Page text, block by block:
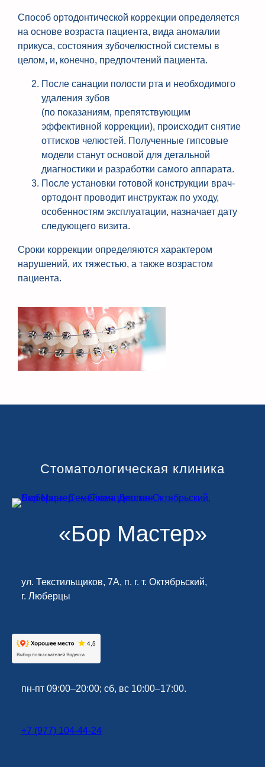
Способ ортодонтической коррекции определяется
на основе возраста пациента, вида аномалии
прикуса, состояния зубочелюстной системы в
целом, и, конечно, предпочтений пациента.
После санации полости рта и необходимого
удаления зубов
(по показаниям, препятствующим
эффективной коррекции), происходит снятие
оттисков челюстей. Полученные гипсовые
модели станут основой для детальной
диагностики и разработки самого аппарата.
После установки готовой конструкции врач-
ортодонт проводит инструктаж по уходу,
особенностям эксплуатации, назначает дату
следующего визита.
Сроки коррекции определяются характером
нарушений, их тяжестью, а также возрастом
пациента.
Стоматологическая клиника
«Бор Мастер»
ул. Текстильщиков, 7А, п. г. т. Октябрьский,
г. Люберцы
пн-пт 09:00–20:00; сб, вс 10:00–17:00.
+7 (977) 104-44-24